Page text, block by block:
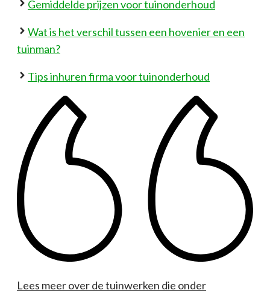
Gemiddelde prijzen voor tuinonderhoud
Wat is het verschil tussen een hovenier en een
tuinman?
Tips inhuren firma voor tuinonderhoud
Lees meer over de tuinwerken die onder